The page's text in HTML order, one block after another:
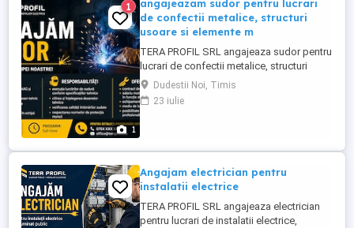
1
1
angajeazam sudor pentru lucrari
de confectii metalice, structuri
usoare si elemente m
TERA PROFIL SRL angajeaza sudor pentru
lucrari de confectii metalice, structuri
usoare si elemente metalice pentru
proiecte de iluminat public si decorativ.
Cerinte: experienta in sudura MIG MAG si
calitate in executie; seriozitate ...
Dudestii Noi, Timis
23 iulie
Angajam electrician pentru
instalatii electrice
TERA PROFIL SRL angajeaza electrician
pentru lucrari de instalatii electrice,